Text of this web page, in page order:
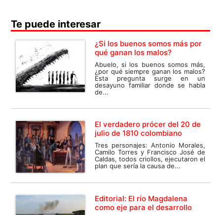
Te puede interesar
¿Si los buenos somos más por
qué ganan los malos?
Abuelo, si los buenos somos más,
¿por qué siempre ganan los malos?
Esta pregunta surge en un
desayuno familiar donde se habla
de...
El verdadero prócer del 20 de
julio de 1810 colombiano
Tres personajes: Antonio Morales,
Camilo Torres y Francisco José de
Caldas, todos criollos, ejecutaron el
plan que sería la causa de...
Editorial: El río Magdalena
como eje para el desarrollo